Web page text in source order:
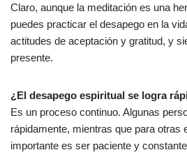
Claro, aunque la meditación es una
puedes practicar el desapego en la
actitudes de aceptación y gratitud, y
presente.
¿El desapego espiritual se logra
Es un proceso continuo. Algunas
rápidamente, mientras que para otras
importante es ser paciente y